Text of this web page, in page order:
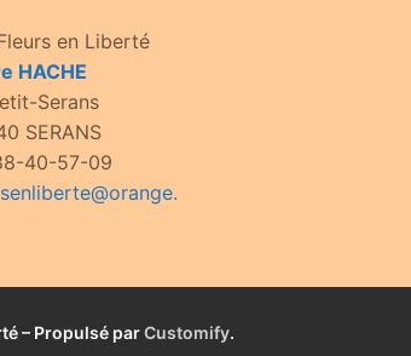
en Liberté
HACHE
Serans
SERANS
40-57-09
– Propulsé parCustomify.